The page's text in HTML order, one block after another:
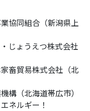
協同組合（新潟県上
じょうえつ株式会社
畜貿易株式会社（北
構（北海道帯広市）
ネルギー！